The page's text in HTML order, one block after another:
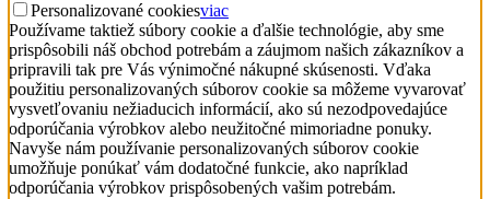
Personalizované cookiesviac
Používame taktiež súbory cookie a ďalšie technológie, aby sme
prispôsobili náš obchod potrebám a záujmom našich zákazníkov a
pripravili tak pre Vás výnimočné nákupné skúsenosti. Vďaka
použitiu personalizovaných súborov cookie sa môžeme vyvarovať
vysvetľovaniu nežiaducich informácií, ako sú nezodpovedajúce
odporúčania výrobkov alebo neužitočné mimoriadne ponuky.
Navyše nám používanie personalizovaných súborov cookie
umožňuje ponúkať vám dodatočné funkcie, ako napríklad
odporúčania výrobkov prispôsobených vašim potrebám.